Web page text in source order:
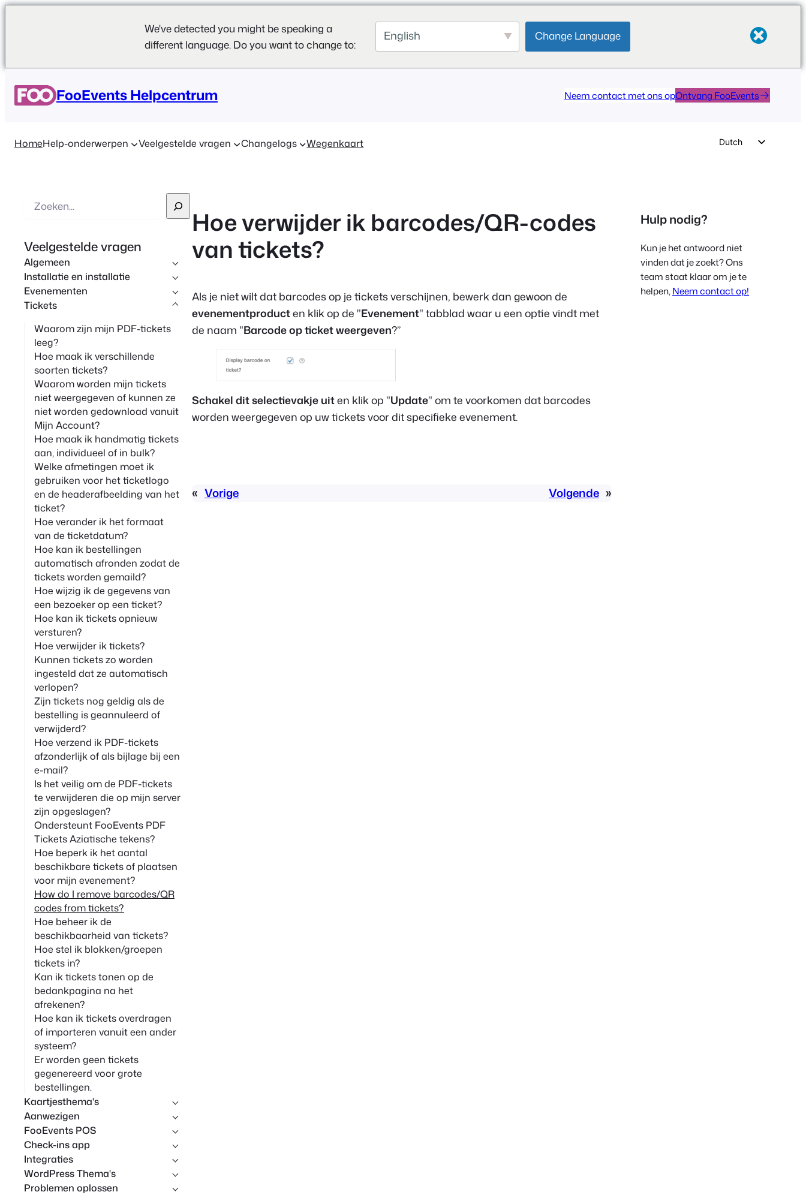
We've detected you might be speaking a
different language. Do you want to change to:
English Change Language
FooEvents Helpcentrum Neem contact met ons opOntvang FooEvents
HomeHelp-onderwerpen Veelgestelde vragen Changelogs Wegenkaart
Dutch
French
Polish
k
o
p
Veelgestelde vragen
Algemeen
Installatie en installatie
Evenementen
Tickets
Waarom zijn mijn PDF-tickets
leeg?
Hoe maak ik verschillende
soorten tickets?
Waarom worden mijn tickets
niet weergegeven of kunnen ze
niet worden gedownload vanuit
Mijn Account?
Hoe maak ik handmatig tickets
aan, individueel of in bulk?
Welke afmetingen moet ik
gebruiken voor het ticketlogo
en de headerafbeelding van het
ticket?
Hoe verander ik het formaat
van de ticketdatum?
Hoe kan ik bestellingen
automatisch afronden zodat de
tickets worden gemaild?
Hoe wijzig ik de gegevens van
een bezoeker op een ticket?
Hoe kan ik tickets opnieuw
versturen?
Hoe verwijder ik tickets?
Kunnen tickets zo worden
ingesteld dat ze automatisch
verlopen?
Zijn tickets nog geldig als de
bestelling is geannuleerd of
verwijderd?
Hoe verzend ik PDF-tickets
afzonderlijk of als bijlage bij een
e-mail?
Is het veilig om de PDF-tickets
te verwijderen die op mijn server
zijn opgeslagen?
Ondersteunt FooEvents PDF
Tickets Aziatische tekens?
Hoe beperk ik het aantal
beschikbare tickets of plaatsen
voor mijn evenement?
How do I remove barcodes/QR
codes from tickets?
Hoe beheer ik de
beschikbaarheid van tickets?
Hoe stel ik blokken/groepen
tickets in?
Kan ik tickets tonen op de
bedankpagina na het
afrekenen?
Hoe kan ik tickets overdragen
of importeren vanuit een ander
systeem?
Er worden geen tickets
gegenereerd voor grote
bestellingen.
Kaartjesthema's
Aanwezigen
FooEvents POS
Check-ins app
Integraties
WordPress Thema's
Problemen oplossen
Hoe verwijder ik barcodes/QR-codes
van tickets?
Als je niet wilt dat barcodes op je tickets verschijnen, bewerk dan gewoon de
evenementproducten klik op de "Evenement" tabblad waar u een optie vindt met
de naam "Barcode op ticket weergeven?”
Schakel dit selectievakje uiten klik op "Update" om te voorkomen dat barcodes
worden weergegeven op uw tickets voor dit specifieke evenement.
« Vorige Volgende »
Hulp nodig?
Kun je het antwoord niet
vinden dat je zoekt? Ons
team staat klaar om je te
helpen,Neem contact op!